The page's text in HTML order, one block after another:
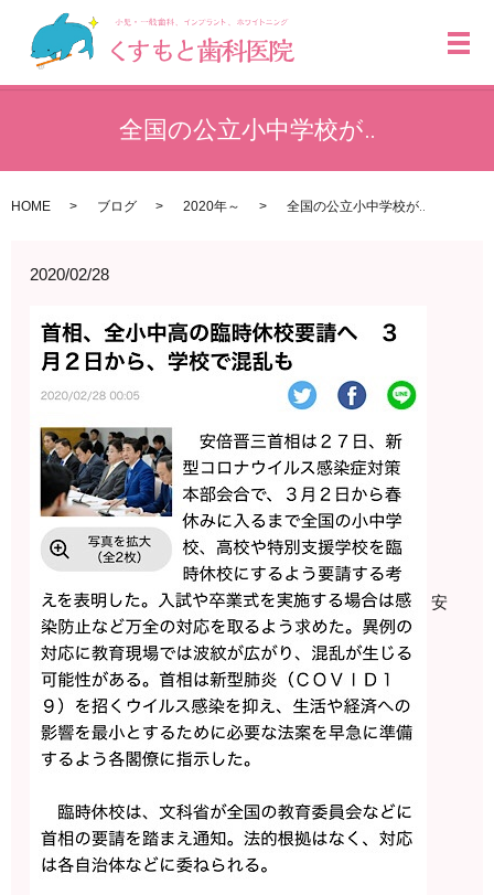
メ
全国の公立小中学校が‥
HOME ブログ 2020年～ 全国の公立小中学校が‥
2020/02/28
安